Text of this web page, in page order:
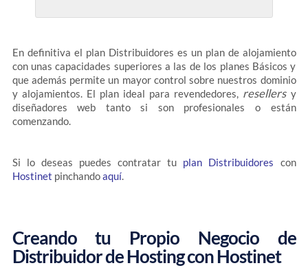
En definitiva el plan Distribuidores es un plan de alojamiento
con unas capacidades superiores a las de los planes Básicos y
que además permite un mayor control sobre nuestros dominio
y alojamientos. El plan ideal para revendedores, resellersy
diseñadores web tanto si son profesionales o están
comenzando.
Si lo deseas puedes contratar tu plan Distribuidores con
Hostinet pinchandoaquí.
Creando tu Propio Negocio de
Distribuidor de Hosting con Hostinet